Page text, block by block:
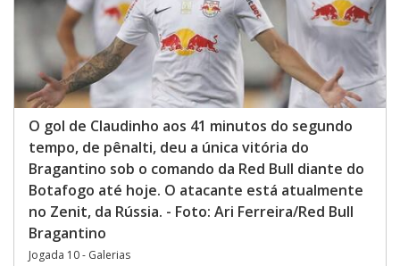
O gol de Claudinho aos 41 minutos do segundo
tempo, de pênalti, deu a única vitória do
Bragantino sob o comando da Red Bull diante do
Botafogo até hoje. O atacante está atualmente
no Zenit, da Rússia. - Foto: Ari Ferreira/Red Bull
Bragantino
Jogada 10 - Galerias